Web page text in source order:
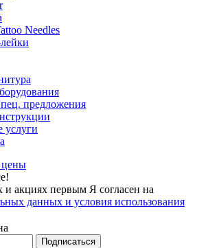
Needles
предложения
услуги
и акциях первым Я согласен на
данных и условия использования